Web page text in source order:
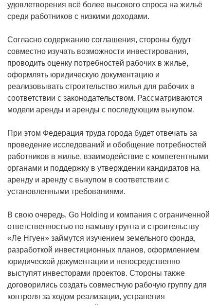
удовлетворения всё более высокого спроса на жильё
среди работников с низкими доходами.
Согласно содержанию соглашения, стороны будут
совместно изучать возможности инвестирования,
проводить оценку потребностей рабочих в жилье,
оформлять юридическую документацию и
реализовывать строительство жилья для рабочих в
соответствии с законодательством. Рассматриваются
модели аренды и аренды с последующим выкупом.
При этом Федерация труда города будет отвечать за
проведение исследований и обобщение потребностей
работников в жилье, взаимодействие с компетентными
органами и поддержку в утверждении кандидатов на
аренду и аренду с выкупом в соответствии с
установленными требованиями.
В свою очередь, Go Holding и компания с ограниченной
ответственностью по намыву грунта и строительству
«Ле Нгуен» займутся изучением земельного фонда,
разработкой инвестиционных планов, оформлением
юридической документации и непосредственно
выступят инвесторами проектов. Стороны также
договорились создать совместную рабочую группу для
контроля за ходом реализации, устранения